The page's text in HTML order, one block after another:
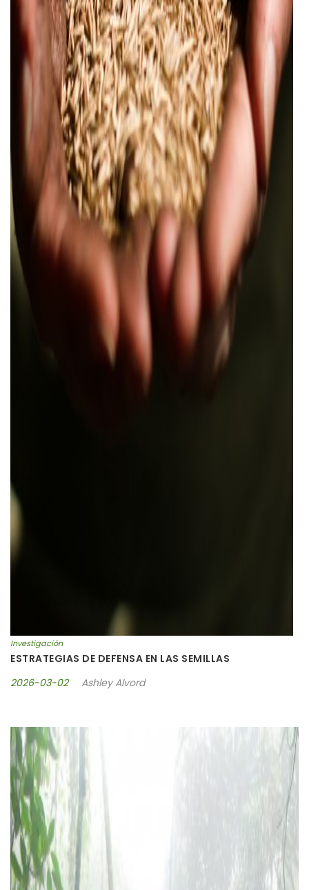
Investigación
ESTRATEGIAS DE DEFENSA EN LAS SEMILLAS
2026-03-02
Ashley Alvord